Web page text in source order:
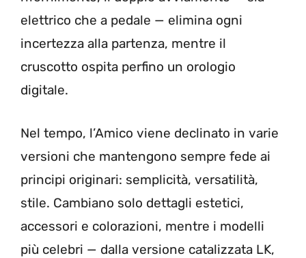
elettrico che a pedale — elimina ogni
incertezza alla partenza, mentre il
cruscotto ospita perfino un orologio
digitale.
Nel tempo, l’Amico viene declinato in varie
versioni che mantengono sempre fede ai
principi originari: semplicità, versatilità,
stile. Cambiano solo dettagli estetici,
accessori e colorazioni, mentre i modelli
più celebri — dalla versione catalizzata LK,